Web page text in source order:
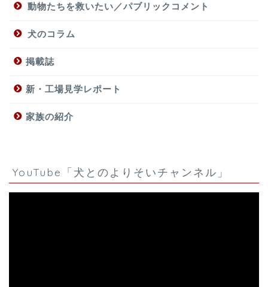
動物たちを救いたい／パブリックコメント
犬のコラム
掲載誌
新・工場見学レポート
家族の紹介
YouTube「犬とのよりそいチャンネル」